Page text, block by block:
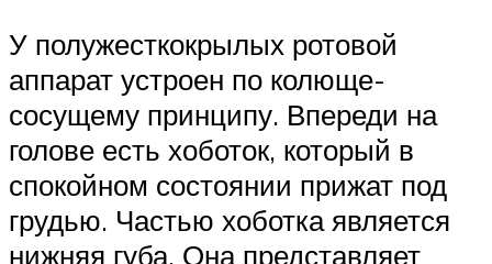
У полужесткокрылых ротовой
аппарат устроен по колюще-
сосущему принципу. Впереди на
голове есть хоботок, который в
спокойном состоянии прижат под
грудью. Частью хоботка является
нижняя губа. Она представляет